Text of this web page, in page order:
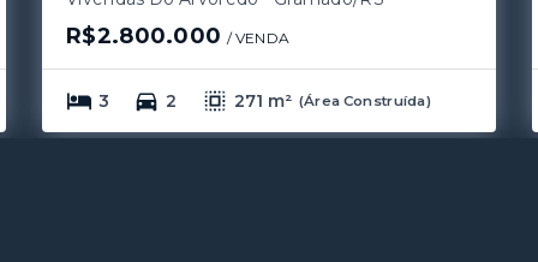
R$2.800.000 / VENDA
3 2 271 m² (Área Construída)